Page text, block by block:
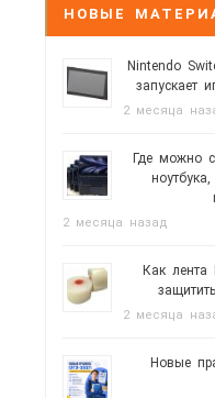
НОВЫЕ
Nintendo
запускает
2 месяца
Где можно
2 месяца назад
Как
2 месяца
Новые